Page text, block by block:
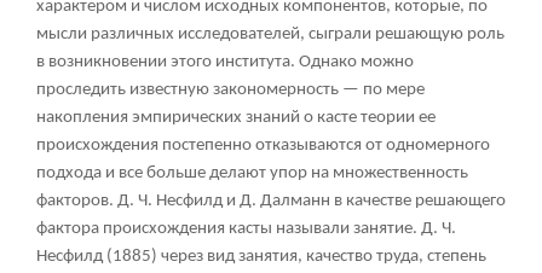
характером и числом исходных компонентов, которые, по
мысли различных исследователей, сыграли решающую роль
в возникновении этого института. Однако можно
проследить известную закономерность — по мере
накопления эмпирических знаний о касте теории ее
происхождения постепенно отказываются от одномерного
подхода и все больше делают упор на множественность
факторов. Д. Ч. Несфилд и Д. Далманн в качестве решающего
фактора происхождения касты называли занятие. Д. Ч.
Несфилд (1885) через вид занятия, качество труда, степень